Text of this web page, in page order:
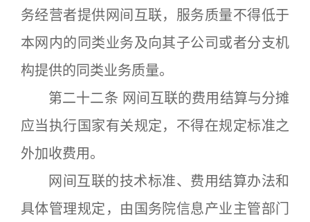
务经营者提供网间互联，服务质量不得低于
本网内的同类业务及向其子公司或者分支机
构提供的同类业务质量。
第二十二条 网间互联的费用结算与分摊
应当执行国家有关规定，不得在规定标准之
外加收费用。
网间互联的技术标准、费用结算办法和
具体管理规定，由国务院信息产业主管部门